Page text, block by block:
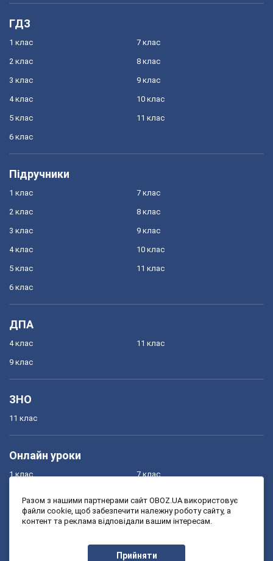
ГДЗ
1 клас
2 клас
3 клас
4 клас
5 клас
6 клас
7 клас
8 клас
9 клас
10 клас
11 клас
Підручники
1 клас
2 клас
3 клас
4 клас
5 клас
6 клас
7 клас
8 клас
9 клас
10 клас
11 клас
ДПА
4 клас
9 клас
11 клас
ЗНО
11 клас
Онлайн уроки
1 клас
3 клас
7 клас
9 клас
Разом з нашими партнерами сайт OBOZ.UA використовує
файли cookie, щоб забезпечити належну роботу сайту, а
контент та реклама відповідали вашим інтересам.
Прийняти